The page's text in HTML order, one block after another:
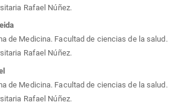
Rafael Núñez.
de Medicina. Facultad de ciencias de la salud.
Rafael Núñez.
de Medicina. Facultad de ciencias de la salud.
Rafael Núñez.